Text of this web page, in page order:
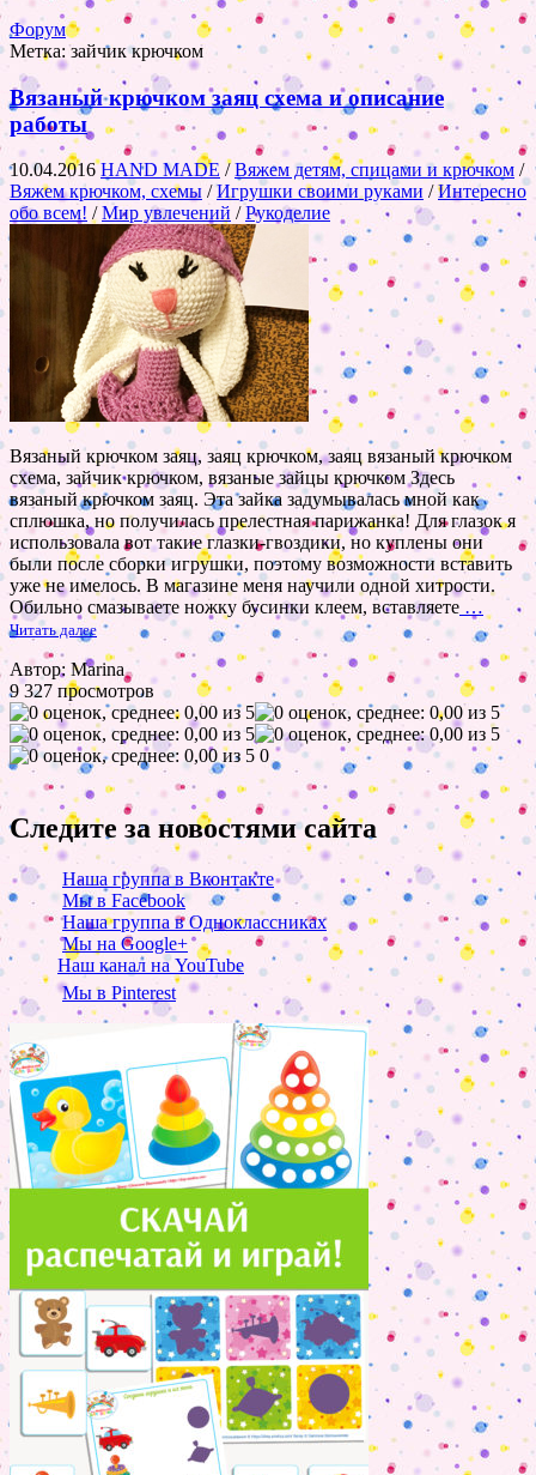
Форум
Метка:зайчик крючком
Вязаный крючком заяц схема и описание
работы
10.04.2016HAND MADE /Вяжем детям, спицами и крючком /
Вяжем крючком, схемы /Игрушки своими руками /Интересно
обо всем! /Мир увлечений /Рукоделие
Вязаный крючком заяц, заяц крючком, заяц вязаный крючком
схема, зайчик крючком, вязаные зайцы крючком Здесь
вязаный крючком заяц. Эта зайка задумывалась мной как
сплюшка, но получилась прелестная парижанка! Для глазок я
использовала вот такие глазки-гвоздики, но куплены они
были после сборки игрушки, поэтому возможности вставить
уже не имелось. В магазине меня научили одной хитрости.
Обильно смазываете ножку бусинки клеем, вставляете …
Читать далее
Автор: Marina
9 327 просмотров
0
Следите за новостями сайта
Наша группа в Вконтакте
Мы в Facebook
Наша группа в Одноклассниках
Мы на Google+
Наш канал на YouTube
Мы в Pinterest